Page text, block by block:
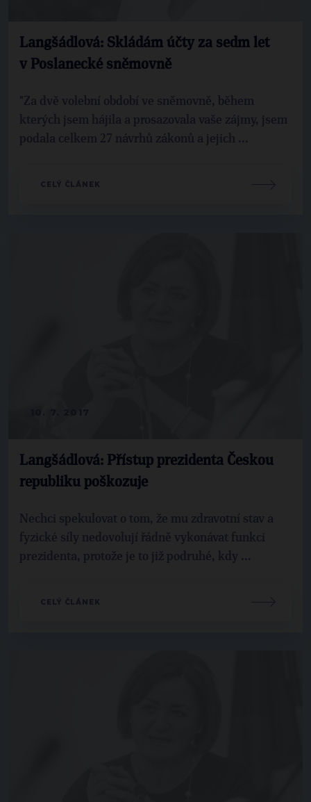
Langšádlová: Skládám účty za sedm let
v Poslanecké sněmovně
"Za dvě volební období ve sněmovně, během
kterých jsem hájila a prosazovala vaše zájmy, jsem
podala celkem 27 návrhů zákonů a jejich ...
CELÝ ČLÁNEK
Langšádlová: Přístup prezidenta Českou
republiku poškozuje
Nechci spekulovat o tom, že mu zdravotní stav a
fyzické síly nedovolují řádně vykonávat funkci
prezidenta, protože je to již podruhé, kdy ...
CELÝ ČLÁNEK